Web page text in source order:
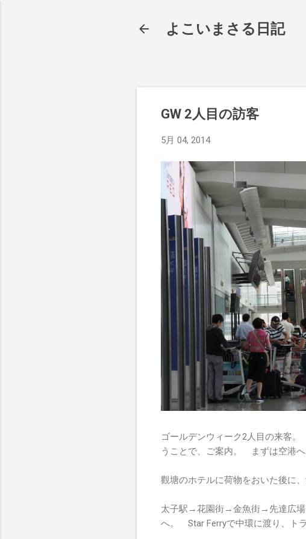
よこいまさる日記
GW 2人目の訪客
5月 04, 2014
ゴールデンウィーク2人目の来客
うことで、ご案内。 まずは空港へ
觀塘のホテルに荷物をおいた後に
太子駅→花園街→金魚街→先達広場
へ。 Star Ferryで中環に渡り、トラ